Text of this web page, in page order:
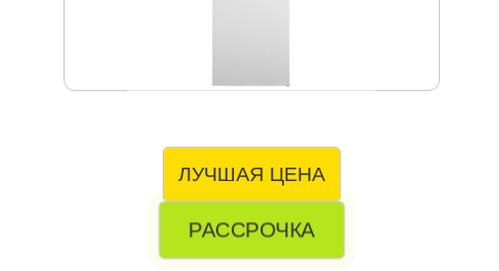
ЛУЧШАЯ ЦЕНА
РАССРОЧКА